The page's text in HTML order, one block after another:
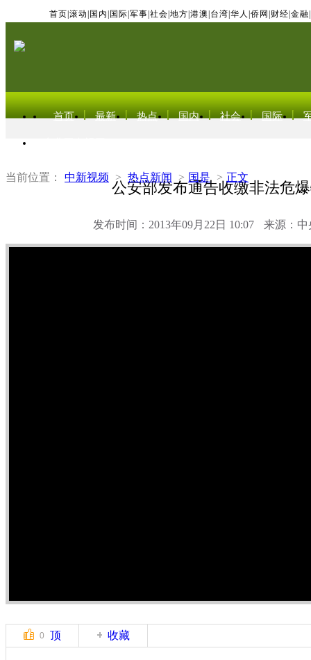
首页 滚动 国内 国际 军事 社会 地方 港澳 台湾 华人 侨网 财经 金融
首页 最新 热点 国内 社会 国际
当前位置： 中新视频 > 热点新闻 > 国是 > 正文
公安部发布通告收缴非法危
发布时间：2013年09月22日 10:07 来源：中
0 顶 收藏